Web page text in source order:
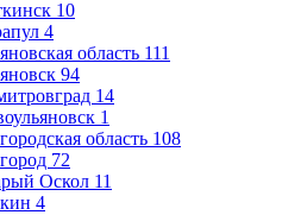
10
4
область 111
94
14
1
область 108
72
Оскол 11
4